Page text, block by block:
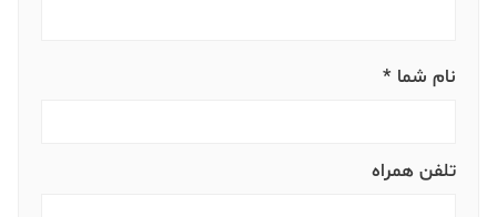
نام شما *
تلفن همراه